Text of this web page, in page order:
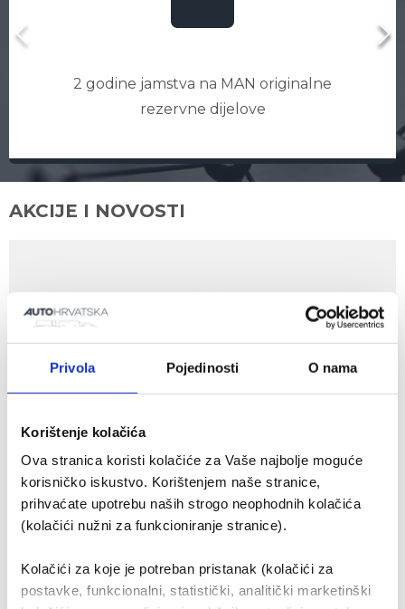
Privola Pojedinosti O nama
Korištenje kolačića
Ova stranica koristi kolačiće za Vaše najbolje moguće
korisničko iskustvo. Korištenjem naše stranice,
prihvaćate upotrebu naših strogo neophodnih kolačića
(kolačići nužni za funkcioniranje stranice).
Kolačići za koje je potreban pristanak (kolačići za
postavke, funkcionalni, statistički, analitički marketinški
2 godine jamstva na MAN originalne
rezervne dijelove
AKCIJE I NOVOSTI